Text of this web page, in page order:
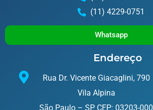
(11) 4229-0751
Whatsapp
Endereço
Rua Dr. Vicente Giacaglini, 790
Vila Alpina
São Paulo – SP CEP: 03203-000